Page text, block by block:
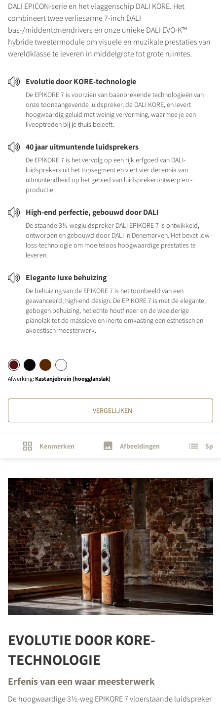
DALI EPICON-serie en het vlaggenschip DALI KORE. Het
combineert twee verliesarme 7-inch DALI
bas-/middentonendrivers en onze unieke DALI EVO-K™
hybride tweetermodule om visuele en muzikale prestaties van
wereldklasse te leveren in middelgrote tot grote ruimtes.
Evolutie door KORE-technologie
De EPIKORE 7 is voorzien van baanbrekende technologieën van
onze toonaangevende luidspreker, de DALI KORE, en levert
hoogwaardig geluid met weinig vervorming, waarmee je een
liveoptreden bij je thuis beleeft.
40 jaar uitmuntende luidsprekers
De EPIKORE 7 is het vervolg op een rijk erfgoed van DALI-
luidsprekers uit het topsegment en viert vier decennia van
uitmuntendheid op het gebied van luidsprekerontwerp en -
productie.
High-end perfectie, gebouwd door DALI
De staande 3½-wegluidspreker DALI EPIKORE 7 is ontwikkeld,
ontworpen en gebouwd door DALI in Denemarken. Het bevat low-
loss-technologie om moeiteloos hoogwaardige prestaties te
leveren.
Elegante luxe behuizing
De behuizing van de EPIKORE 7 is het toonbeeld van een
geavanceerd, high-end design. De EPIKORE 7 is met de elegante,
gebogen behuizing, het echte houtfineer en de weelderige
pianolak tot de massieve en inerte omkasting een esthetisch en
akoestisch meesterwerk.
Afwerking: Kastanjebruin (hoogglanslak)
VERGELIJKEN
Kenmerken Afbeeldingen
EVOLUTIE DOOR KORE-
TECHNOLOGIE
Erfenis van een waar meesterwerk
De hoogwaardige 3½-weg EPIKORE 7 vloerstaande luidspreker